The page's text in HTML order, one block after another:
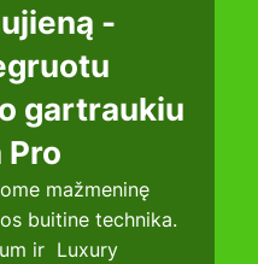
-
gartraukiu
Pro
mažmeninę
buitine technika.
ir  Luxury